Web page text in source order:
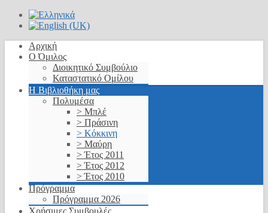
Αρχική
Ο Όμιλος
Διοικητικό Συμβούλιο
Καταστατικό Ομίλου
Η Βιβλιοθήκη μας
Πολυμέσα
> Μπλέ
> Πράσινη
> Κόκκινη
> Μαύρη
> Έτος 2011
> Έτος 2012
> Έτος 2010
Πρόγραμμα
Πρόγραμμα 2026
Χρήσιμες Συμβουλές